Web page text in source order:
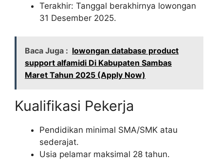
Terakhir: Tanggal berakhirnya lowongan
31 Desember 2025.
Baca Juga : lowongan database product
support alfamidi Di Kabupaten Sambas
Maret Tahun 2025 (Apply Now)
Kualifikasi Pekerja
Pendidikan minimal SMA/SMK atau
sederajat.
Usia pelamar maksimal 28 tahun.